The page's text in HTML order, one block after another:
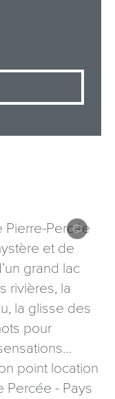
Pierre-Percée
et de
grand lac
rivières, la
la glisse des
pour
point location
Percée - Pays
formulaire sont
(sauf
d’accès, de
vous concernant,
demande par
à
- 48
NANCY